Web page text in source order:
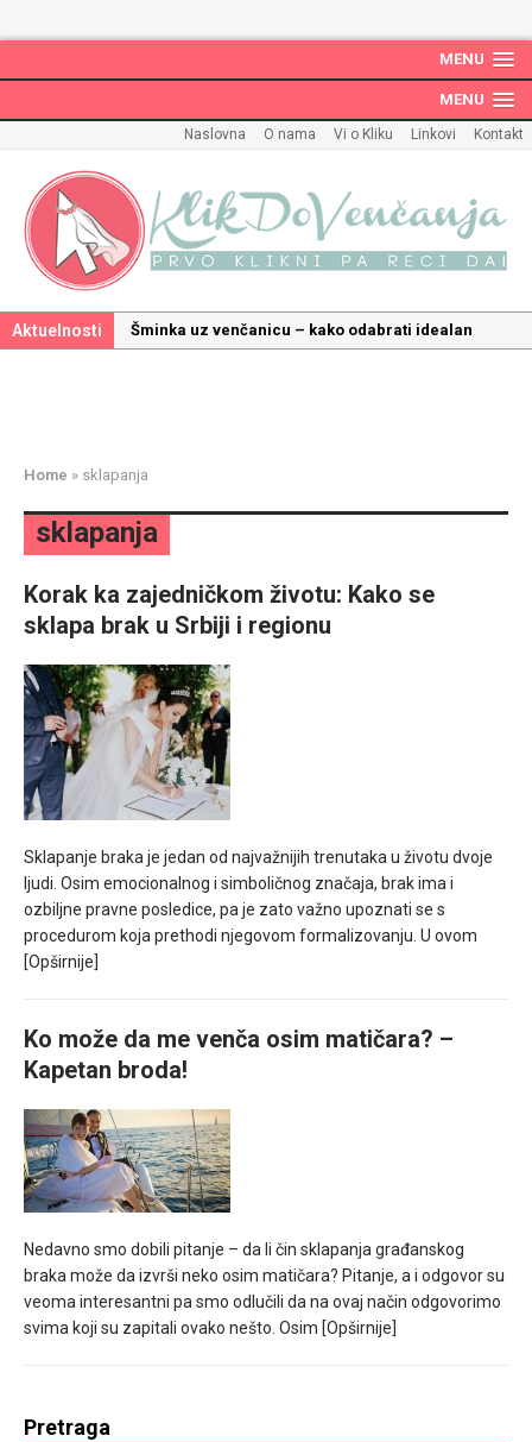
MENU
MENU
Naslovna O nama Vi o Kliku Linkovi Kontakt
Aktuelnosti
Šminka uz venčanicu – kako odabrati idealan
Kako mala iznenađenja mogu učiniti medeni
mesec još lepšim
Poklon koji će vaša druga polovina zauvek pamtiti
Home » sklapanja
sklapanja
Korak ka zajedničkom životu: Kako se
sklapa brak u Srbiji i regionu
Sklapanje braka je jedan od najvažnijih trenutaka u životu dvoje
ljudi. Osim emocionalnog i simboličnog značaja, brak ima i
ozbiljne pravne posledice, pa je zato važno upoznati se s
procedurom koja prethodi njegovom formalizovanju. U ovom
[Opširnije]
Ko može da me venča osim matičara? –
Kapetan broda!
Nedavno smo dobili pitanje – da li čin sklapanja građanskog
braka može da izvrši neko osim matičara? Pitanje, a i odgovor su
veoma interesantni pa smo odlučili da na ovaj način odgovorimo
svima koji su zapitali ovako nešto. Osim [Opširnije]
Pretraga